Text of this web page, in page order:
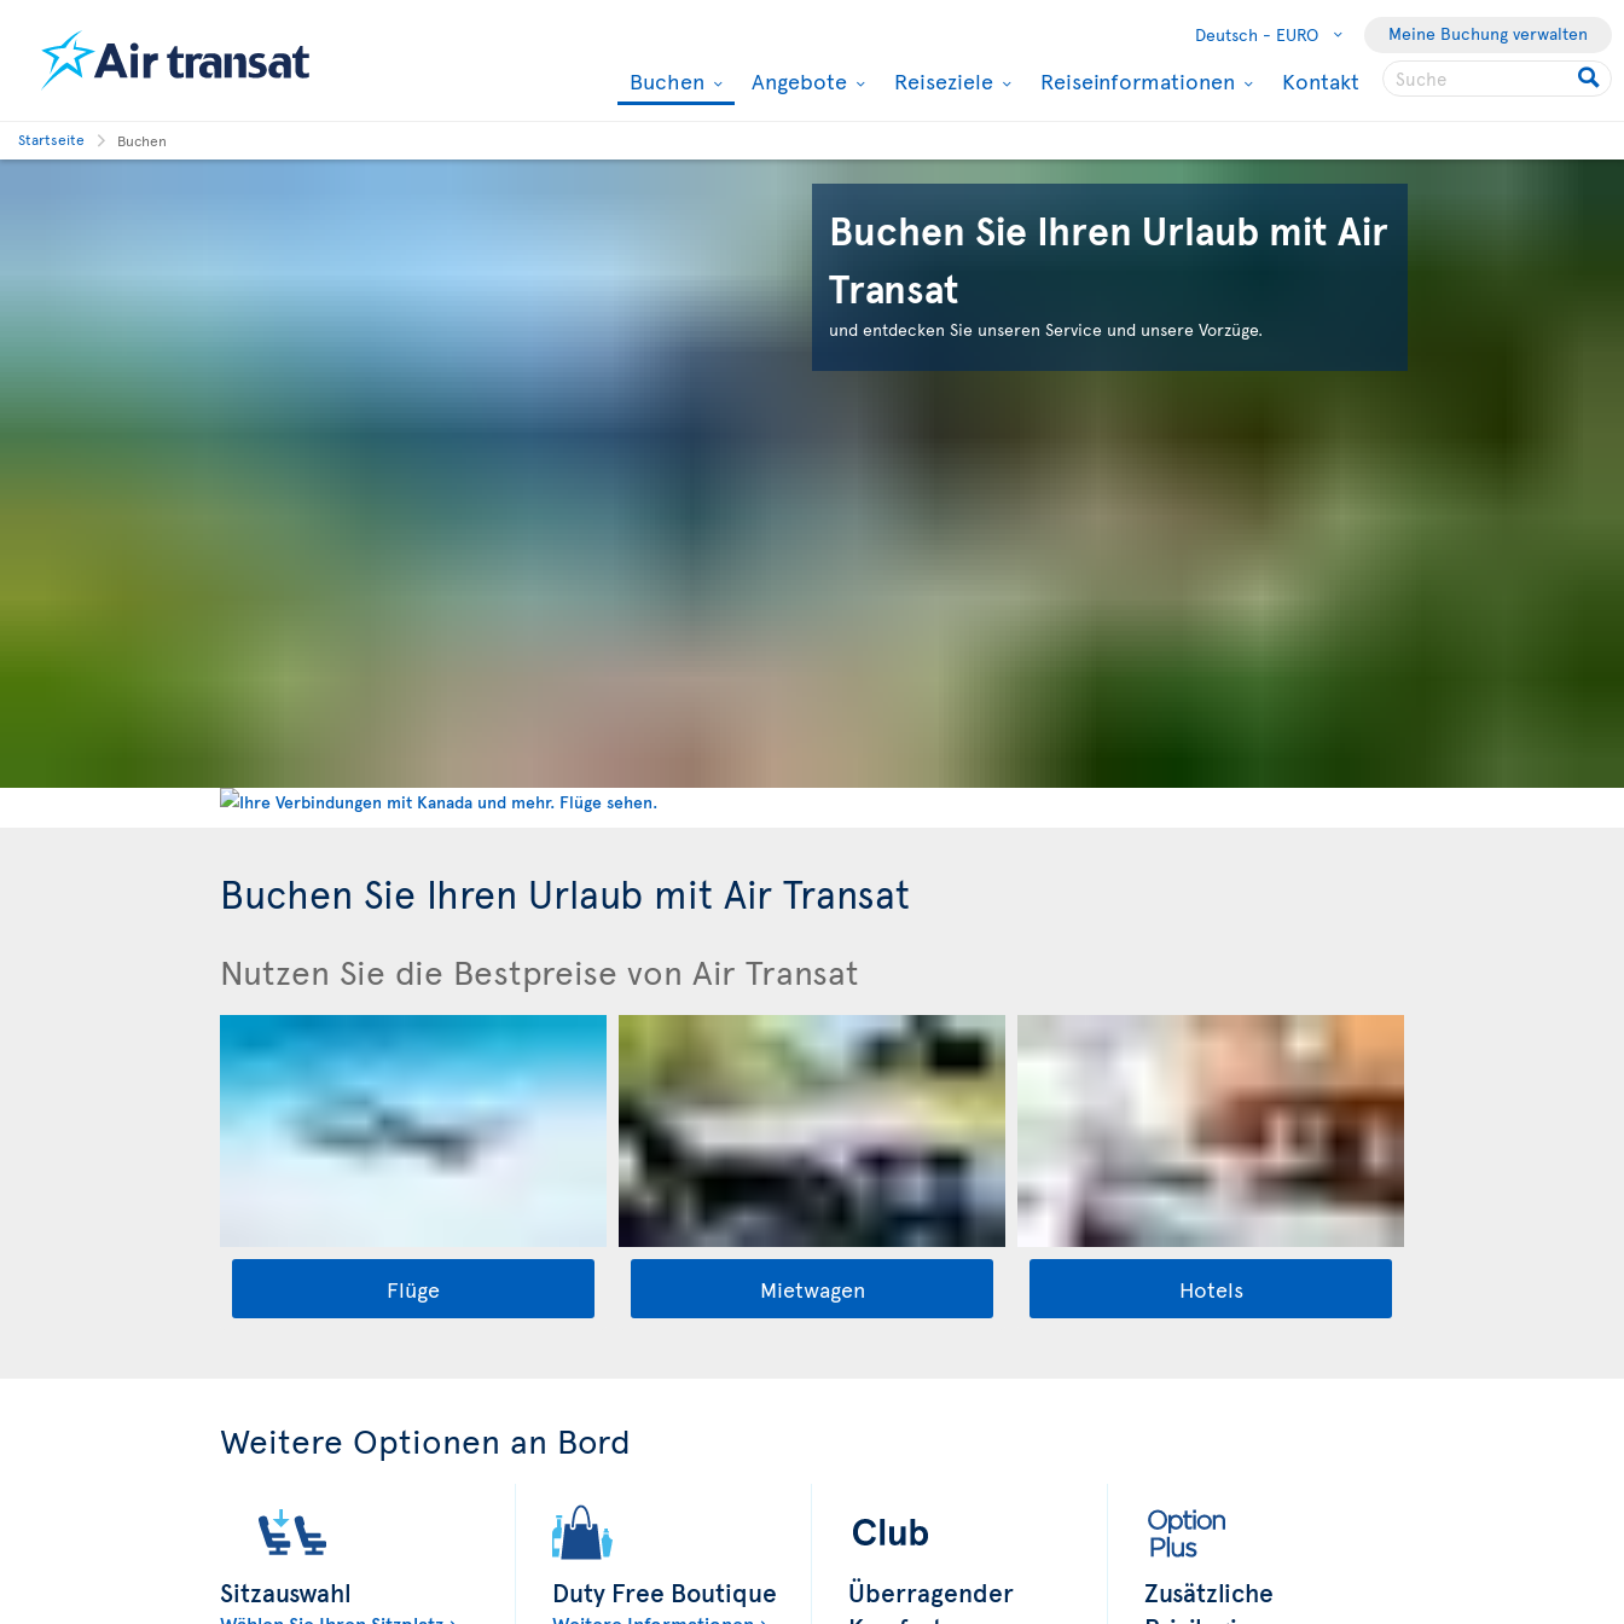
Deutsch - EURO Meine Buchung verwalten
Buchen Angebote Reiseziele Reiseinformationen Kontakt
Startseite Buchen
Buchen Sie Ihren Urlaub mit Air
Transat
und entdecken Sie unseren Service und unsere Vorzüge.
Buchen Sie Ihren Urlaub mit Air Transat
Nutzen Sie die Bestpreise von Air Transat
Flüge Mietwagen Hotels
Weitere Optionen an Bord
Sitzauswahl Duty Free Boutique
Überragender
Zusätzliche